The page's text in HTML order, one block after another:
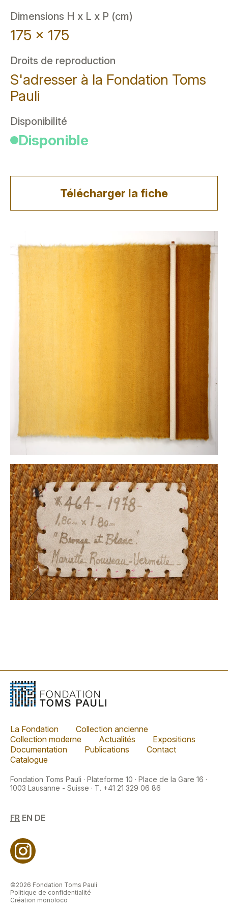
Dimensions H x L x P (cm)
175 x 175
Droits de reproduction
S'adresser à la Fondation Toms
Pauli
Disponibilité
Disponible
Télécharger la fiche
La Fondation
Collection ancienne
Collection moderne
Actualités
Expositions
Documentation
Publications
Contact
Catalogue
Fondation Toms Pauli · Plateforme 10 · Place de la Gare 16 ·
1003 Lausanne - Suisse · T. +41 21 329 06 86
FR EN DE
©2026 Fondation Toms Pauli
Politique de confidentialité
Création monoloco